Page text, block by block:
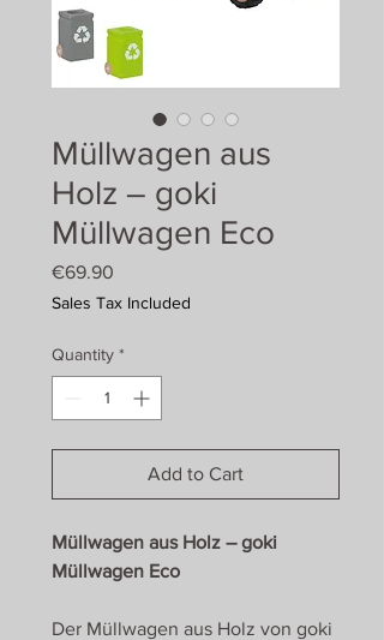
Müllwagen aus
Holz – goki
Müllwagen Eco
€69.90
Sales Tax Included
Quantity *
Add to Cart
Müllwagen aus Holz – goki
Müllwagen Eco
Der Müllwagen aus Holz von goki